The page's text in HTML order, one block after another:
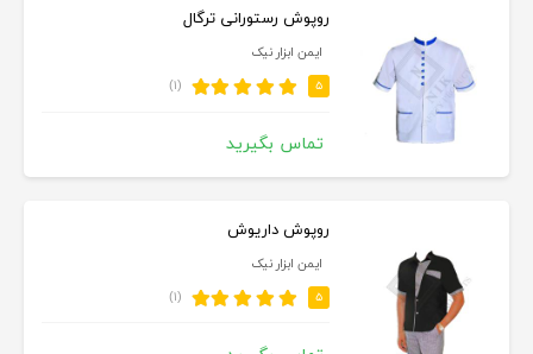
روپوش رستورانی ترگال
ایمن ابزار نیک
۵ (۱)
تماس بگیرید
روپوش داریوش
ایمن ابزار نیک
۵ (۱)